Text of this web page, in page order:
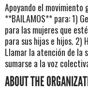
Apoyando el movimiento
**BAILAMOS** para: 1)
para las mujeres que
para sus hijas e hijos. 2)
Llamar la atención de la
sumarse a la voz
ABOUT THE